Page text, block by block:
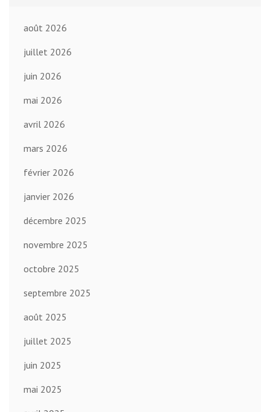
août 2026
juillet 2026
juin 2026
mai 2026
avril 2026
mars 2026
février 2026
janvier 2026
décembre 2025
novembre 2025
octobre 2025
septembre 2025
août 2025
juillet 2025
juin 2025
mai 2025